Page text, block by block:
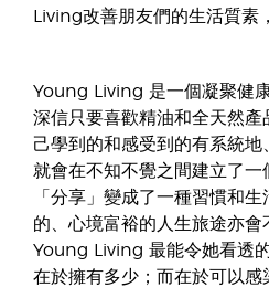
Living改善朋友們的生活質素
Young Living 是一個凝聚健
深信只要喜歡精油和全天然產
己學到的和感受到的有系統地
就會在不知不覺之間建立了
「分享」變成了一種習慣和
的、心境富裕的人生旅途亦會
Young Living 最能令她看透
在於擁有多少；而在於可以感